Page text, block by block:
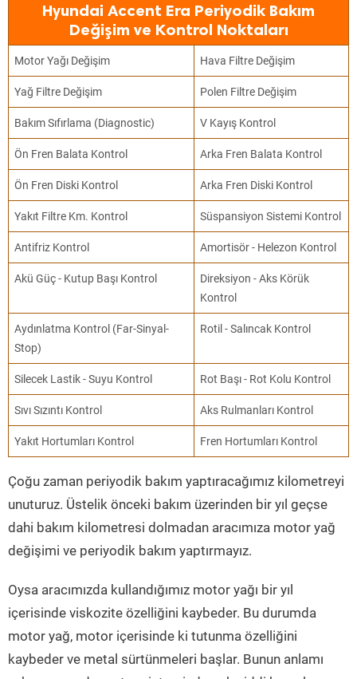
Hyundai Accent Era Periyodik Bakım
Değişim ve Kontrol Noktaları
Motor Yağı Değişim Hava Filtre Değişim
Yağ Filtre Değişim Polen Filtre Değişim
Bakım Sıfırlama (Diagnostic) V Kayış Kontrol
Ön Fren Balata Kontrol Arka Fren Balata Kontrol
Ön Fren Diski Kontrol Arka Fren Diski Kontrol
Yakıt Filtre Km. Kontrol Süspansiyon Sistemi Kontrol
Antifriz Kontrol Amortisör - Helezon Kontrol
Akü Güç - Kutup Başı Kontrol
Direksiyon - Aks Körük
Kontrol
Aydınlatma Kontrol (Far-Sinyal-
Stop)
Rotil - Salıncak Kontrol
Silecek Lastik - Suyu Kontrol Rot Başı - Rot Kolu Kontrol
Sıvı Sızıntı Kontrol Aks Rulmanları Kontrol
Yakıt Hortumları Kontrol Fren Hortumları Kontrol
Çoğu zaman periyodik bakım yaptıracağımız kilometreyi
unuturuz. Üstelik önceki bakım üzerinden bir yıl geçse
dahi bakım kilometresi dolmadan aracımıza motor yağ
değişimi ve periyodik bakım yaptırmayız.
Oysa aracımızda kullandığımız motor yağı bir yıl
içerisinde viskozite özelliğini kaybeder. Bu durumda
motor yağ, motor içerisinde ki tutunma özelliğini
kaybeder ve metal sürtünmeleri başlar. Bunun anlamı